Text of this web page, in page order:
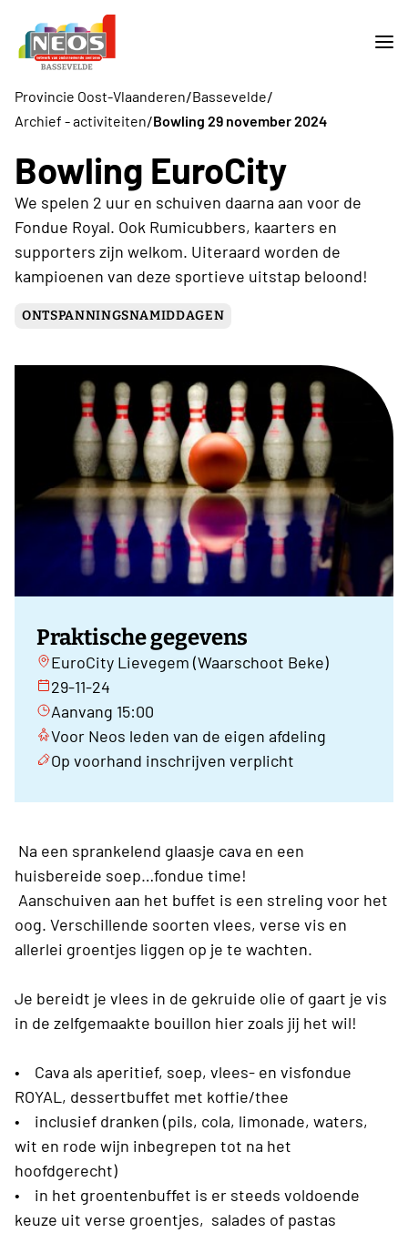
Provincie Oost-Vlaanderen/Bassevelde/
Archief - activiteiten/Bowling 29 november 2024
Bowling EuroCity
We spelen 2 uur en schuiven daarna aan voor de
Fondue Royal. Ook Rumicubbers, kaarters en
supporters zijn welkom. Uiteraard worden de
kampioenen van deze sportieve uitstap beloond!
ONTSPANNINGSNAMIDDAGEN
Praktische gegevens
EuroCity Lievegem (Waarschoot Beke)
29-11-24
Aanvang 15:00
Voor Neos leden van de eigen afdeling
Op voorhand inschrijven verplicht
Na een sprankelend glaasje cava en een
huisbereide soep…fondue time!
Aanschuiven aan het buffet is een streling voor het
oog. Verschillende soorten vlees, verse vis en
allerlei groentjes liggen op je te wachten.
Je bereidt je vlees in de gekruide olie of gaart je vis
in de zelfgemaakte bouillon hier zoals jij het wil!
• Cava als aperitief, soep, vlees- en visfondue
ROYAL, dessertbuffet met koffie/thee
• inclusief dranken (pils, cola, limonade, waters,
wit en rode wijn inbegrepen tot na het
hoofdgerecht)
• in het groentenbuffet is er steeds voldoende
keuze uit verse groentjes, salades of pastas